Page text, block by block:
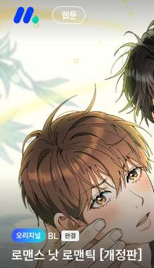
웹툰
BL
로맨스 낫 로맨틱 [개정판]